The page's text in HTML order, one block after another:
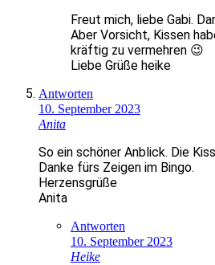
Freut mich, liebe Gabi.
Aber Vorsicht, Kissen
kräftig zu vermehren 😉
Liebe Grüße heike
Antworten
10. September 2023
Anita
So ein schöner Anblick. Die
Danke fürs Zeigen im Bingo.
Herzensgrüße
Anita
Antworten
10. September 2023
Heike